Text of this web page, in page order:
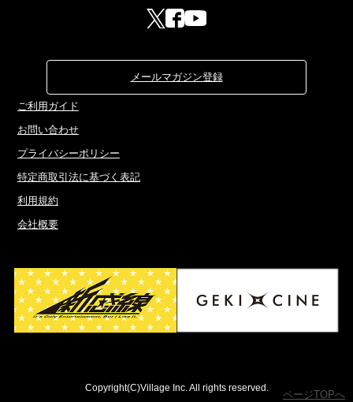
メールマガジン登録
ご利用ガイド
お問い合わせ
プライバシーポリシー
特定商取引法に基づく表記
利用規約
会社概要
Copyright(C)Village Inc. All rights reserved.
ページTOPへ